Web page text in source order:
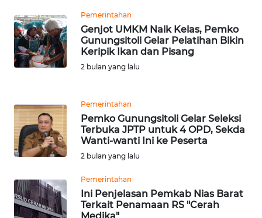
Pemerintahan
Genjot UMKM Naik Kelas, Pemko
Gunungsitoli Gelar Pelatihan Bikin
Keripik Ikan dan Pisang
2 bulan yang lalu
Pemerintahan
Pemko Gunungsitoli Gelar Seleksi
Terbuka JPTP untuk 4 OPD, Sekda
Wanti-wanti Ini ke Peserta
2 bulan yang lalu
Pemerintahan
Ini Penjelasan Pemkab Nias Barat
Terkait Penamaan RS "Cerah
WN
NIAS
WN
TAPANULI
SELATAN
WN
TANJUNG
LESUNG